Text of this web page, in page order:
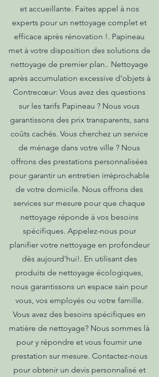
et accueillante. Faites appel à nos
experts pour un nettoyage complet et
efficace après rénovation !. Papineau
met à votre disposition des solutions de
nettoyage de premier plan.. Nettoyage
après accumulation excessive d’objets à
Contrecœur: Vous avez des questions
sur les tarifs Papineau ? Nous vous
garantissons des prix transparents, sans
coûts cachés. Vous cherchez un service
de ménage dans votre ville ? Nous
offrons des prestations personnalisées
pour garantir un entretien irréprochable
de votre domicile. Nous offrons des
services sur mesure pour que chaque
nettoyage réponde à vos besoins
spécifiques. Appelez-nous pour
planifier votre nettoyage en profondeur
dès aujourd'hui!. En utilisant des
produits de nettoyage écologiques,
nous garantissons un espace sain pour
vous, vos employés ou votre famille.
Vous avez des besoins spécifiques en
matière de nettoyage? Nous sommes là
pour y répondre et vous fournir une
prestation sur mesure. Contactez-nous
pour obtenir un devis personnalisé et